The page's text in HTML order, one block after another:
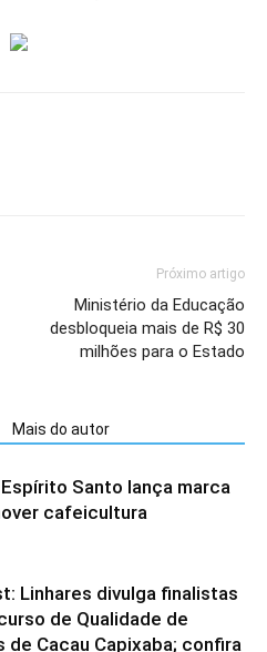
Próximo artigo
Ministério da Educação
desbloqueia mais de R$ 30
milhões para o Estado
Mais do autor
Santo lança marca
cafeicultura
Linhares divulga finalistas
de Qualidade de
de Cacau Capixaba; confira